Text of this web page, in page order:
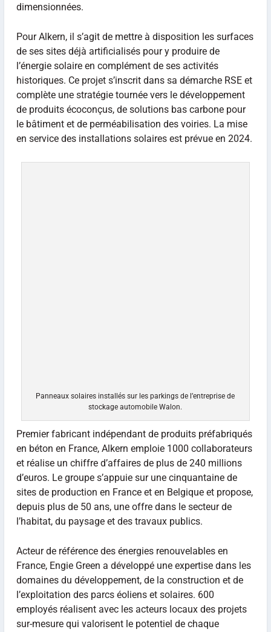
dimensionnées.
Pour Alkern, il s’agit de mettre à disposition les surfaces
de ses sites déjà artificialisés pour y produire de
l’énergie solaire en complément de ses activités
historiques. Ce projet s’inscrit dans sa démarche RSE et
complète une stratégie tournée vers le développement
de produits écoconçus, de solutions bas carbone pour
le bâtiment et de perméabilisation des voiries. La mise
en service des installations solaires est prévue en 2024.
Panneaux solaires installés sur les parkings de l’entreprise de
stockage automobile Walon.
Premier fabricant indépendant de produits préfabriqués
en béton en France, Alkern emploie 1000 collaborateurs
et réalise un chiffre d’affaires de plus de 240 millions
d’euros. Le groupe s’appuie sur une cinquantaine de
sites de production en France et en Belgique et propose,
depuis plus de 50 ans, une offre dans le secteur de
l’habitat, du paysage et des travaux publics.
Acteur de référence des énergies renouvelables en
France, Engie Green a développé une expertise dans les
domaines du développement, de la construction et de
l’exploitation des parcs éoliens et solaires. 600
employés réalisent avec les acteurs locaux des projets
sur-mesure qui valorisent le potentiel de chaque